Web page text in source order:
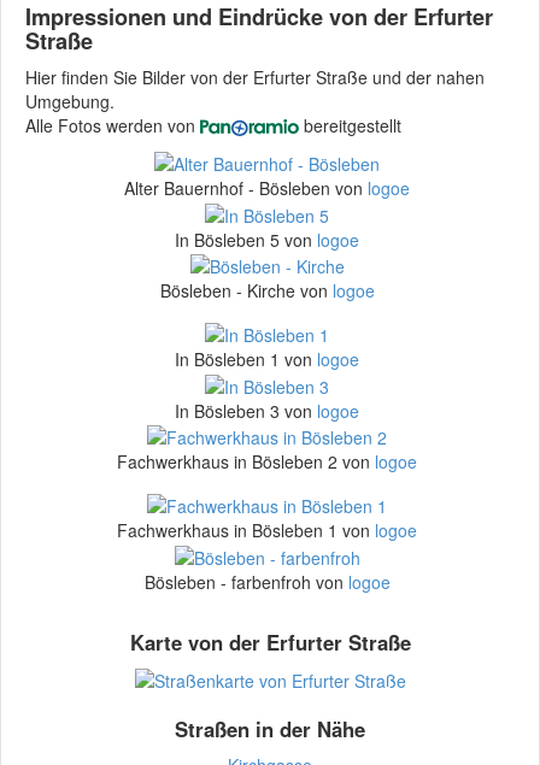
Impressionen und Eindrücke von der Erfurter
Straße
Hier finden Sie Bilder von der Erfurter Straße und der nahen
Umgebung.
Alle Fotos werden von
bereitgestellt
Alter Bauernhof - Bösleben von logoe
In Bösleben 5 von logoe
Bösleben - Kirche von logoe
In Bösleben 1 von logoe
In Bösleben 3 von logoe
Fachwerkhaus in Bösleben 2 von logoe
Fachwerkhaus in Bösleben 1 von logoe
Bösleben - farbenfroh von logoe
Karte von der Erfurter Straße
Straßen in der Nähe